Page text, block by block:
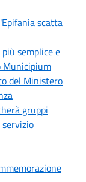
scatta
semplice e
Municipium
del Ministero
gruppi